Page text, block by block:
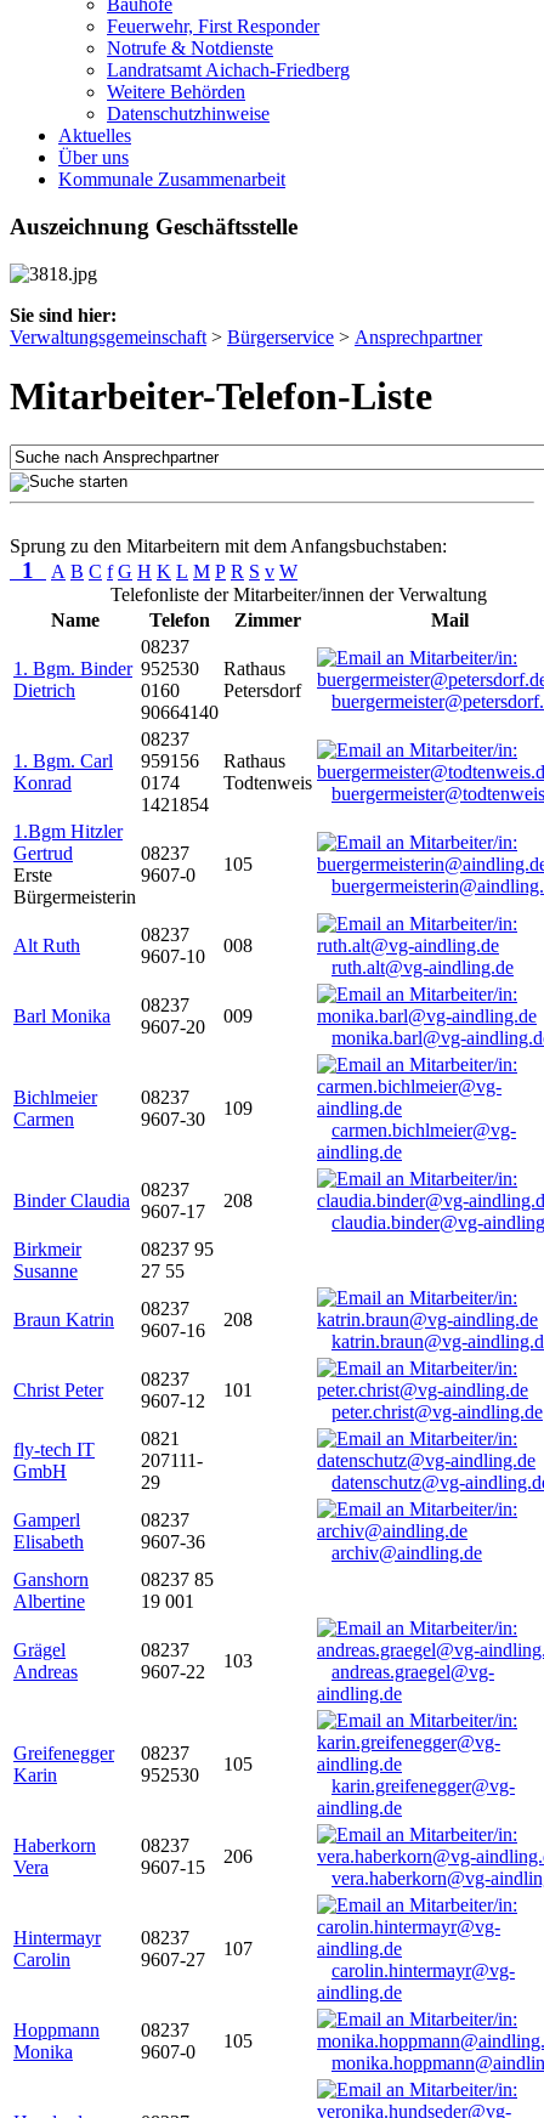
Bauhöfe
Feuerwehr, First Responder
Notrufe & Notdienste
Landratsamt Aichach-Friedberg
Weitere Behörden
Datenschutzhinweise
Aktuelles
Über uns
Kommunale Zusammenarbeit
Auszeichnung Geschäftsstelle
Sie sind hier:
Verwaltungsgemeinschaft > Bürgerservice > Ansprechpartner
Mitarbeiter-Telefon-Liste
Sprung zu den Mitarbeitern mit dem Anfangsbuchstaben:
1 A B C f G H K L M P R S v W
Telefonliste der Mitarbeiter/innen der Verwaltung
Name
Telefon Zimmer Mail
1. Bgm. Binder
Dietrich
08237
952530
0160
90664140
Rathaus
Petersdorf
1. Bgm. Carl
Konrad
08237
959156
0174
1421854
Rathaus
Todtenweis
1.Bgm Hitzler
Gertrud
Erste
Bürgermeisterin
08237
9607-0
105
Alt Ruth
08237
9607-10
008
ruth.alt@vg-aindling.de
Barl Monika
08237
9607-20
009
monika.barl@vg-
Bichlmeier
Carmen
08237
9607-30
109
carmen.bichlmeier@vg-
aindling.de
Binder Claudia
08237
9607-17
208
claudia.binder@vg-
Birkmeir
Susanne
08237 95
27 55
Braun Katrin
08237
9607-16
208
katrin.braun@vg-
Christ Peter
08237
9607-12
101
peter.christ@vg-aindling.de
fly-tech IT
GmbH
0821
207111-
29
datenschutz@vg-
Gamperl
Elisabeth
08237
9607-36
archiv@aindling.de
Ganshorn
Albertine
08237 85
19 001
Grägel
Andreas
08237
9607-22
103
andreas.graegel@vg-
aindling.de
Greifenegger
Karin
08237
952530
105
karin.greifenegger@vg-
aindling.de
Haberkorn
Vera
08237
9607-15
206
vera.haberkorn@vg-
Hintermayr
Carolin
08237
9607-27
107
carolin.hintermayr@vg-
aindling.de
Hoppmann
Monika
08237
9607-0
105